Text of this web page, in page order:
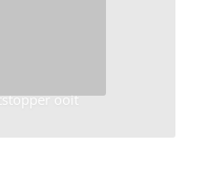
ooit